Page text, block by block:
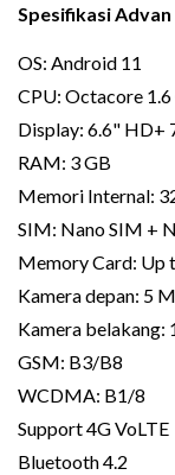
Spesifikasi Advan
OS: Android 11
CPU: Octacore
Display: 6.6" HD+
RAM: 3 GB
Memori Internal:
SIM: Nano SIM +
Memory Card: Up
Kamera depan: 5
Kamera belakang:
GSM: B3/B8
WCDMA: B1/8
Support 4G VoLTE
Bluetooth 4.2